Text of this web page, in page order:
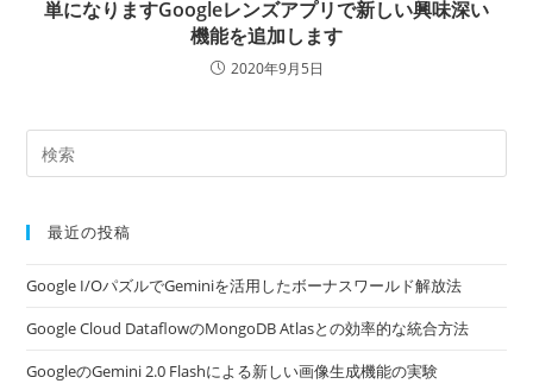
単になりますGoogleレンズアプリで新しい興味深い
機能を追加します
2020年9月5日
最近の投稿
Google I/OパズルでGeminiを活用したボーナスワールド解放法
Google Cloud DataflowのMongoDB Atlasとの効率的な統合方法
GoogleのGemini 2.0 Flashによる新しい画像生成機能の実験